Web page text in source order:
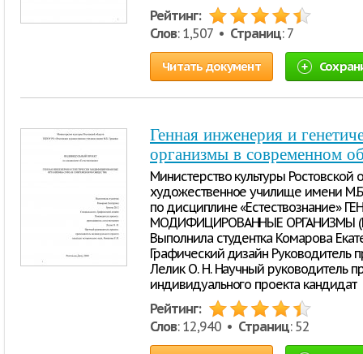
Рейтинг:
Слов: 1,507 • Страниц: 7
Читать документ
Генная инженерия и
организмы в современном
Министерство культуры Ростовской
художественное училище имени
по дисциплине «Естествознание»
МОДИФИЦИРОВАННЫЕ ОРГАНИЗМЫ
Выполнила студентка Комарова
Графический дизайн Руководитель
Лелик О. Н. Научный руководитель
индивидуального проекта кандидат
Рейтинг:
Слов: 12,940 • Страниц: 52